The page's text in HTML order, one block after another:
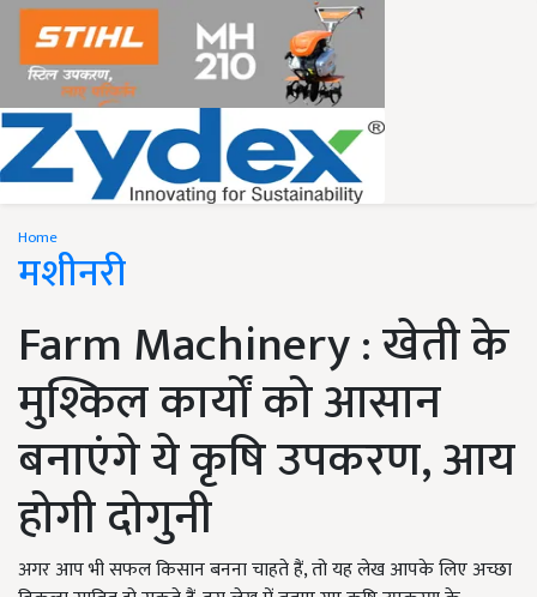
Home
मशीनरी
Farm Machinery : खेती के
मुश्किल कार्यों को आसान
बनाएंगे ये कृषि उपकरण, आय
होगी दोगुनी
अगर आप भी सफल किसान बनना चाहते हैं, तो यह लेख आपके लिए अच्छा